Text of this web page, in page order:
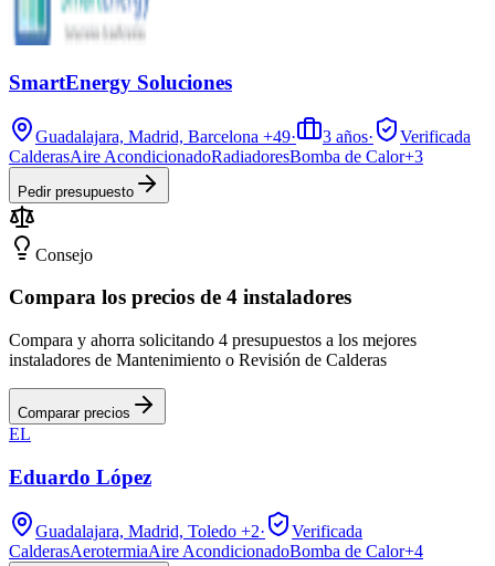
SmartEnergy Soluciones
Guadalajara, Madrid, Barcelona +49· 3 años·
Verificada
CalderasAire AcondicionadoRadiadoresBomba de Calor+3
Pedir presupuesto
Consejo
Compara los precios de 4 instaladores
Compara y ahorra solicitando 4 presupuestos a los mejores
instaladores de Mantenimiento o Revisión de Calderas
Comparar precios
EL
Eduardo López
Guadalajara, Madrid, Toledo +2·
Verificada
CalderasAerotermiaAire AcondicionadoBomba de Calor+4